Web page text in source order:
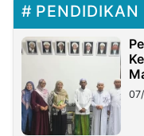
PENDIDIKAN